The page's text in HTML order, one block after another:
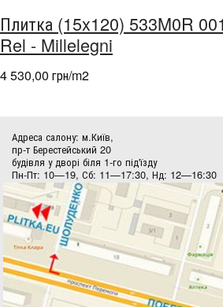
Плитка (15x120) 533M0R
Rel - Millelegni
4 530,00 грн/m2
Адреса салону: м.Київ,
пр-т Берестейський 20
будівля у дворі біля 1-го під'їзду
Пн-Пт: 10—19, Сб: 11—17:30, Нд: 12—16:30